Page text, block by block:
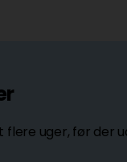
uger, før der